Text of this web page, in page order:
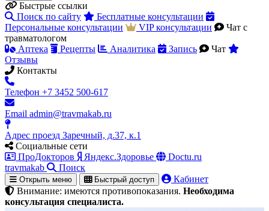
Быстрые ссылки
Поиск по сайту
Бесплатные консультации
Персональные консультации
VIP консультации
Чат с
травматологом
Аптека
Рецепты Аналитика Запись
Чат
Отзывы
Контакты
Телефон +7 3452 500-617
Email admin@travmakab.ru
Адрес проезд Заречный, д.37, к.1
Социальные сети
ПроДокторов
Яндекс.Здоровье
Doctu.ru
travmakab Поиск
Открыть меню Быстрый доступ
Кабинет
Внимание: имеются противопоказания. Необходима
консультация специалиста.